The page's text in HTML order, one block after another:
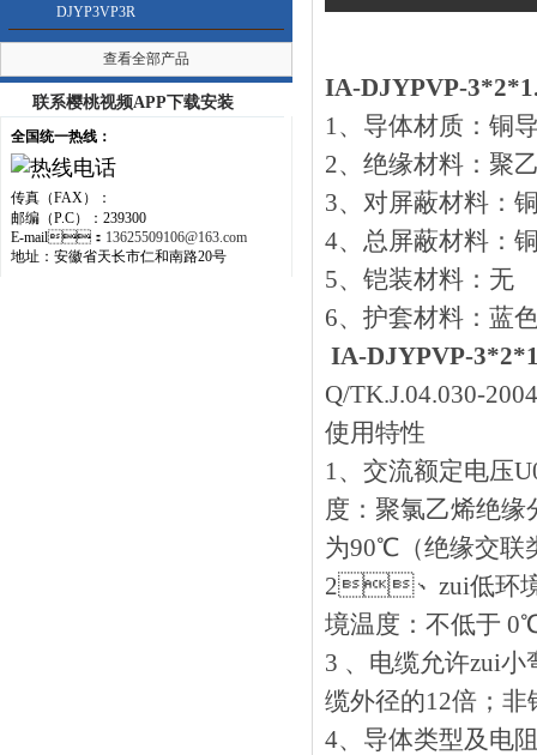
DJYP3VP3R
查看全部产品
联系樱桃视频APP下载安装
全国统一热线：
传真（FAX）：
邮编（P.C）：239300
E-mail： 13625509106@163.com
地址：安徽省天长市仁和南路20号
IA-DJYPVP-
1、导体材质：铜
2、绝缘材料：
3、对屏蔽材料
4、总屏蔽材料
5、铠装材料：无
6、护套材料：
IA-DJYPVP-
Q/TK.J.04.030-
使用特性
1、交流额定
度：聚氯乙烯绝缘
为90℃（绝缘交联
2、zui低环境温
境温度：不低于
3 、电缆允许zui
缆外径的12倍；
4、导体类型及电